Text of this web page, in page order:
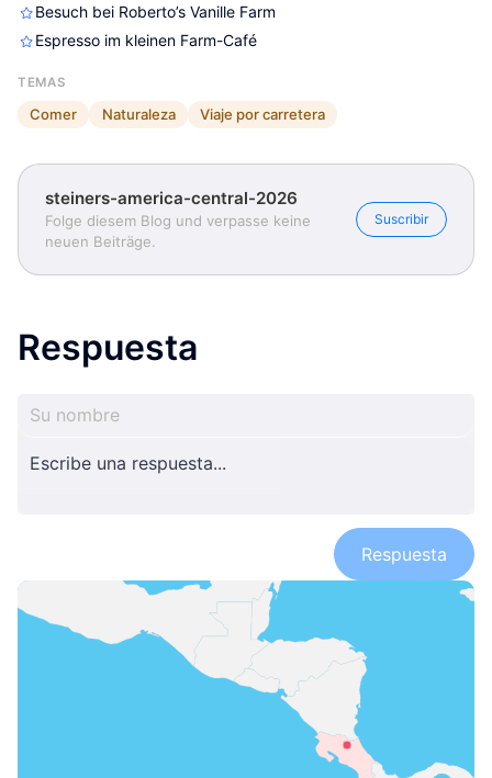
Besuch bei Roberto’s Vanille Farm
Espresso im kleinen Farm-Café
TEMAS
Comer Naturaleza Viaje por carretera
steiners-america-central-2026
Folge diesem Blog und verpasse keine
neuen Beiträge.
Suscribir
Respuesta
Respuesta